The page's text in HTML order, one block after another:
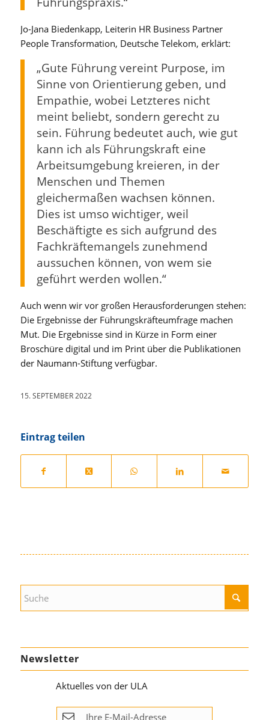
Jo-Jana Biedenkapp, Leiterin HR Business Partner
People Transformation, Deutsche Telekom, erklärt:
„Gute Führung vereint Purpose, im
Sinne von Orientierung geben, und
Empathie, wobei Letzteres nicht
meint beliebt, sondern gerecht zu
sein. Führung bedeutet auch, wie gut
kann ich als Führungskraft eine
Arbeitsumgebung kreieren, in der
Menschen und Themen
gleichermaßen wachsen können.
Dies ist umso wichtiger, weil
Beschäftigte es sich aufgrund des
Fachkräftemangels zunehmend
aussuchen können, von wem sie
geführt werden wollen.“
Auch wenn wir vor großen Herausforderungen stehen:
Die Ergebnisse der Führungskräfteumfrage machen
Mut. Die Ergebnisse sind in Kürze in Form einer
Broschüre digital und im Print über die Publikationen
der Naumann-Stiftung verfügbar.
15. SEPTEMBER 2022
Eintrag teilen
Newsletter
Aktuelles von der ULA